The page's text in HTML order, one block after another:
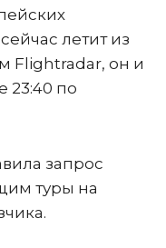
летит из
Flightradar, он и
23:40 по
запрос
туры на